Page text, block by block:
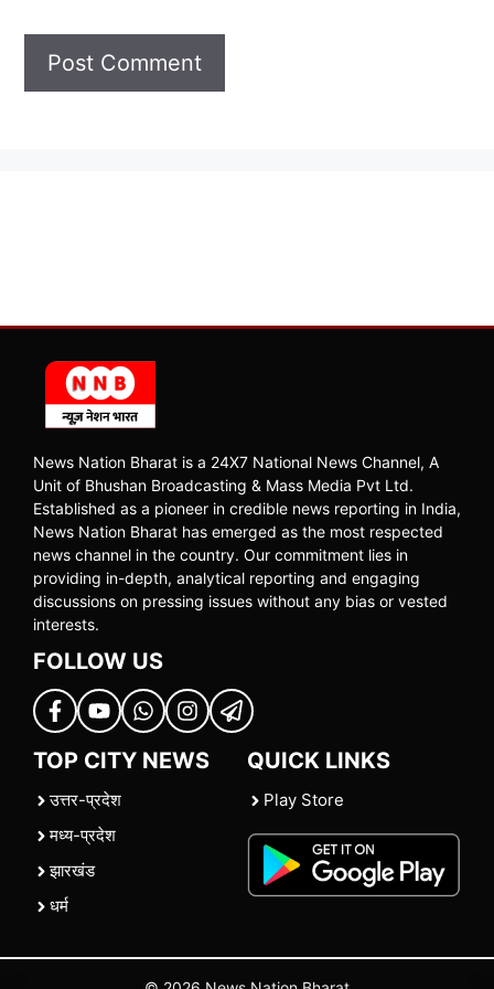
News Nation Bharat is a 24X7 National News Channel, A
Unit of Bhushan Broadcasting & Mass Media Pvt Ltd.
Established as a pioneer in credible news reporting in India,
News Nation Bharat has emerged as the most respected
news channel in the country. Our commitment lies in
providing in-depth, analytical reporting and engaging
discussions on pressing issues without any bias or vested
interests.
FOLLOW US
TOP CITY NEWS
उत्तर-प्रदेश
मध्य-प्रदेश
झारखंड
धर्म
QUICK LINKS
Play Store